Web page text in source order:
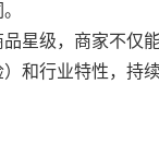
星级，商家不仅
和行业特性，持